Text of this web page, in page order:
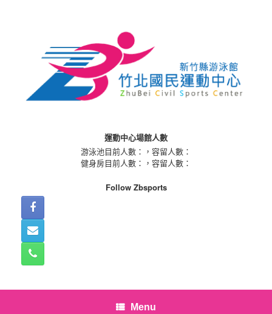
運動中心場館人數
游泳池目前人數：
，容留人數：
健身房目前人數：
，容留人數：
Follow Zbsports
Menu